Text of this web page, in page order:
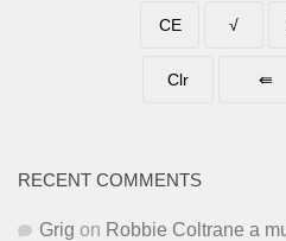
RECENT COMMENTS
Grig on Robbie Coltrane a